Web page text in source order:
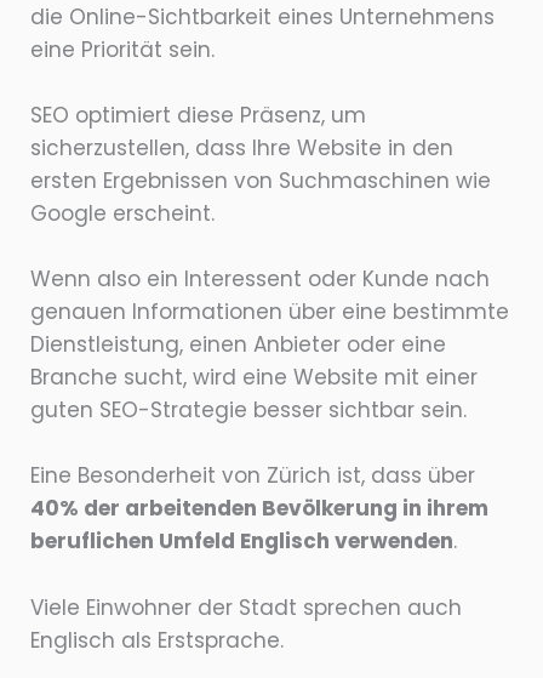
die Online-Sichtbarkeit eines Unternehmens
eine Priorität sein.
SEO optimiert diese Präsenz, um
sicherzustellen, dass Ihre Website in den
ersten Ergebnissen von Suchmaschinen wie
Google erscheint.
Wenn also ein Interessent oder Kunde nach
genauen Informationen über eine bestimmte
Dienstleistung, einen Anbieter oder eine
Branche sucht, wird eine Website mit einer
guten SEO-Strategie besser sichtbar sein.
Eine Besonderheit von Zürich ist, dass über
40% der arbeitenden Bevölkerung in ihrem
beruflichen Umfeld Englisch verwenden.
Viele Einwohner der Stadt sprechen auch
Englisch als Erstsprache.